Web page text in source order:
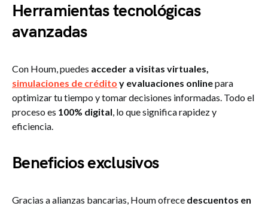
Herramientas tecnológicas
avanzadas
Con Houm, puedes acceder a visitas virtuales,
simulaciones de crédito y evaluaciones onlinepara
optimizar tu tiempo y tomar decisiones informadas. Todo el
proceso es 100% digital, lo que significa rapidez y
eficiencia.
Beneficios exclusivos
Gracias a alianzas bancarias, Houm ofrece descuentos en